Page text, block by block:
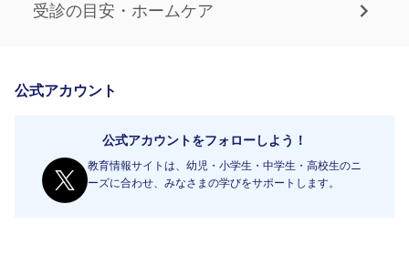
受診の目安・ホームケア
公式アカウント
公式アカウントをフォローしよう！
教育情報サイトは、幼児・小学生・中学生・高校生のニ
ーズに合わせ、みなさまの学びをサポートします。